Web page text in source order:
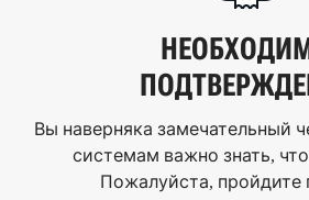
Вы наверняка замечательный
системам важно знать,
Пожалуйста, пройдите